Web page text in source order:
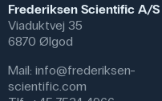
under praktiske
ved aktiviteter, hvor der
en hurtig og nem
forsøget uden bekymring
Frederiksen Scientific A/S
Viaduktvej 35
6870 Ølgod
Mail: info@frederiksen-
scientific.com